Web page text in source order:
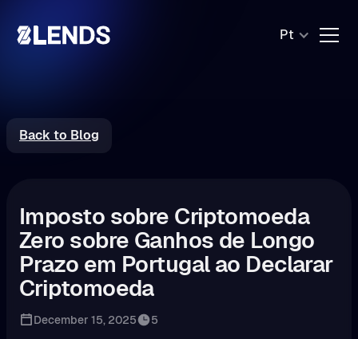
Pt
Back to Blog
Imposto sobre Criptomoeda
Zero sobre Ganhos de Longo
Prazo em Portugal ao Declarar
Criptomoeda
December 15, 2025 5